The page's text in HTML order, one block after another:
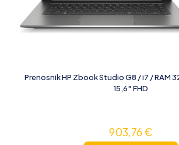
Prenosnik HP Zbook Studio G8 / i7 / RAM
15,6″ FHD
903,76€